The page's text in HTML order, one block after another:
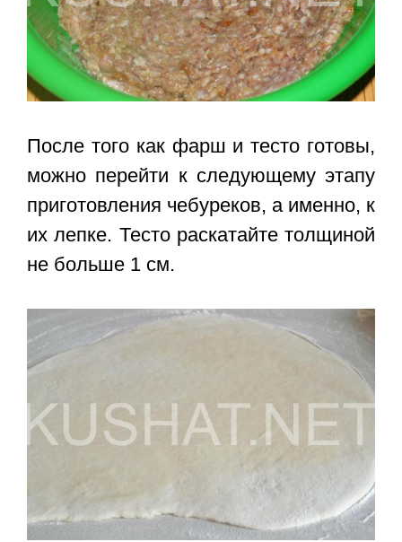
После того как фарш и тесто готовы,
можно перейти к следующему этапу
приготовления чебуреков, а именно, к
их лепке. Тесто раскатайте толщиной
не больше 1 см.